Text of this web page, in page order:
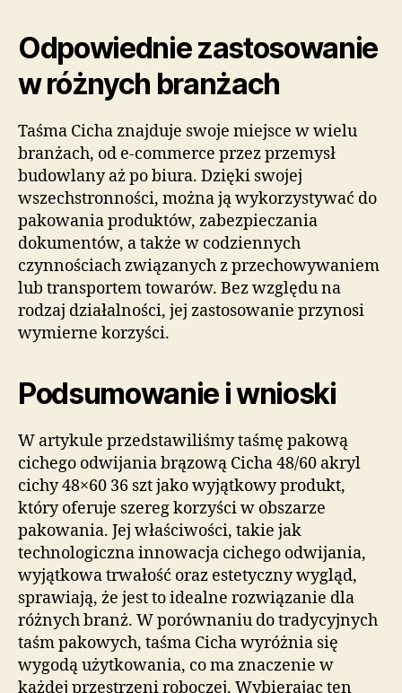
Odpowiednie zastosowanie
w różnych branżach
Taśma Cicha znajduje swoje miejsce w wielu
branżach, od e-commerce przez przemysł
budowlany aż po biura. Dzięki swojej
wszechstronności, można ją wykorzystywać do
pakowania produktów, zabezpieczania
dokumentów, a także w codziennych
czynnościach związanych z przechowywaniem
lub transportem towarów. Bez względu na
rodzaj działalności, jej zastosowanie przynosi
wymierne korzyści.
Podsumowanie i wnioski
W artykule przedstawiliśmy taśmę pakową
cichego odwijania brązową Cicha 48/60 akryl
cichy 48×60 36 szt jako wyjątkowy produkt,
który oferuje szereg korzyści w obszarze
pakowania. Jej właściwości, takie jak
technologiczna innowacja cichego odwijania,
wyjątkowa trwałość oraz estetyczny wygląd,
sprawiają, że jest to idealne rozwiązanie dla
różnych branż. W porównaniu do tradycyjnych
taśm pakowych, taśma Cicha wyróżnia się
wygodą użytkowania, co ma znaczenie w
każdej przestrzeni roboczej. Wybierając ten